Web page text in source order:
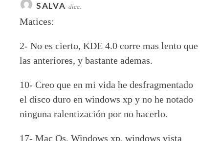
SALVA dice:
Matices:
2- No es cierto, KDE 4.0 corre mas lento que
las anteriores, y bastante ademas.
10- Creo que en mi vida he desfragmentado
el disco duro en windows xp y no he notado
ninguna ralentización por no hacerlo.
17- Mac Os, Windows xp, windows vista